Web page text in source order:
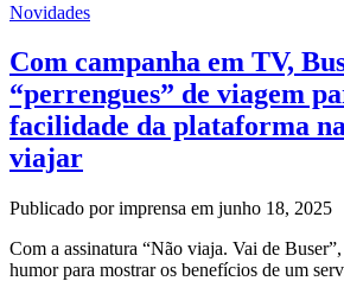
Novidades
Com campanha em TV,
“perrengues” de viagem
facilidade da plataforma
viajar
Publicado por imprensa em junho 18, 2025
Com a assinatura “Não viaja. Vai de
humor para mostrar os benefícios de um